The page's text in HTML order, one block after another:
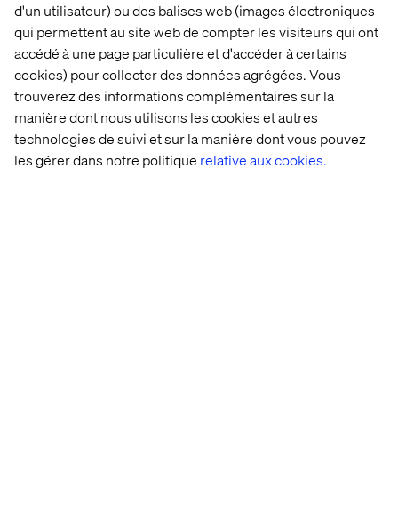
d'un utilisateur) ou des balises web (images électroniques
qui permettent au site web de compter les visiteurs qui ont
accédé à une page particulière et d'accéder à certains
cookies) pour collecter des données agrégées. Vous
trouverez des informations complémentaires sur la
manière dont nous utilisons les cookies et autres
technologies de suivi et sur la manière dont vous pouvez
les gérer dans notre politique relative aux cookies.